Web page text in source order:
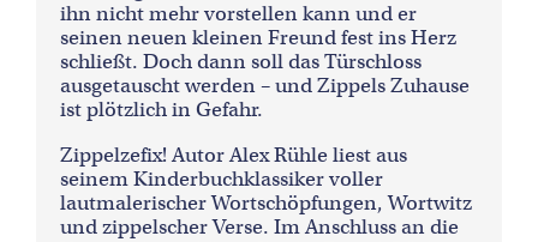
ihn nicht mehr vorstellen kann und er
seinen neuen kleinen Freund fest ins Herz
schließt. Doch dann soll das Türschloss
ausgetauscht werden – und Zippels Zuhause
ist plötzlich in Gefahr.
Zippelzefix! Autor Alex Rühle liest aus
seinem Kinderbuchklassiker voller
lautmalerischer Wortschöpfungen, Wortwitz
und zippelscher Verse. Im Anschluss an die